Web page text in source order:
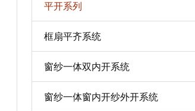
平开系列
框扇平齐系统
窗纱一体双内开系统
窗纱一体窗内开纱外开系统
AWD-PC80